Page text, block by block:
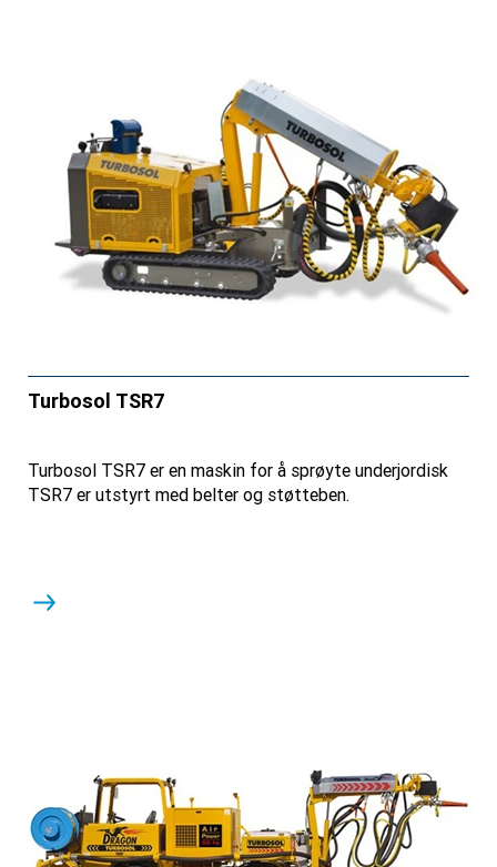
Turbosol TSR7
Turbosol TSR7 er en maskin for å sprøyte underjordisk
TSR7 er utstyrt med belter og støtteben.